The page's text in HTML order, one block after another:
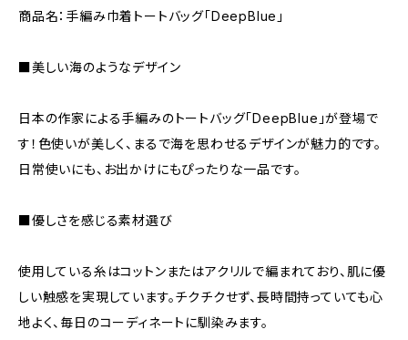
商品名：手編み巾着トートバッグ「DeepBlue」
■美しい海のようなデザイン
日本の作家による手編みのトートバッグ「DeepBlue」が登場で
す！色使いが美しく、まるで海を思わせるデザインが魅力的です。
日常使いにも、お出かけにもぴったりな一品です。
■優しさを感じる素材選び
使用している糸はコットンまたはアクリルで編まれており、肌に優
しい触感を実現しています。チクチクせず、長時間持っていても心
地よく、毎日のコーディネートに馴染みます。